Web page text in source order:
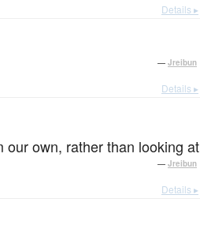
Details ▸
— Jreibun
Details ▸
own, rather than looking at
— Jreibun
Details ▸